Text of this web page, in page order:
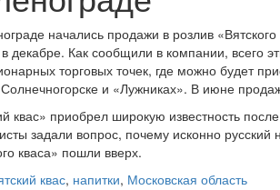
начались продажи в розлив
в декабре. Как сообщили в компании, всего
торговых точек, где можно будет
Солнечногорске и «Лужниках». В июне
квас» приобрел широкую известность
задали вопрос, почему исконно
кваса» пошли вверх.
квас, напитки, Московская область